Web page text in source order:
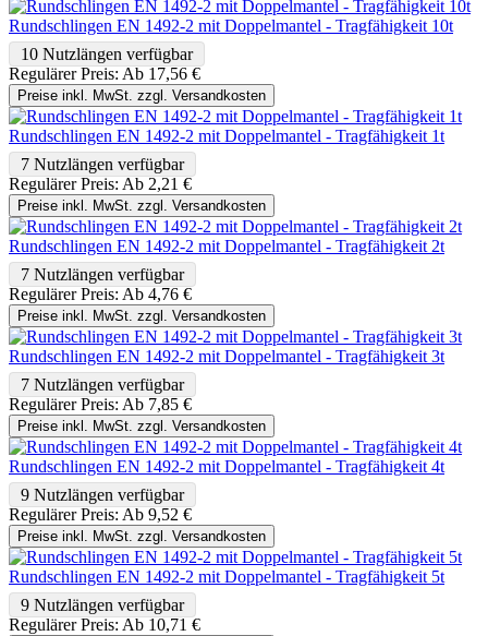
Rundschlingen EN 1492-2 mit Doppelmantel - Tragfähigkeit 10t
10 Nutzlängen verfügbar
Regulärer Preis: Ab 17,56 €
Preise inkl. MwSt. zzgl. Versandkosten
Rundschlingen EN 1492-2 mit Doppelmantel - Tragfähigkeit 1t
7 Nutzlängen verfügbar
Regulärer Preis: Ab 2,21 €
Preise inkl. MwSt. zzgl. Versandkosten
Rundschlingen EN 1492-2 mit Doppelmantel - Tragfähigkeit 2t
7 Nutzlängen verfügbar
Regulärer Preis: Ab 4,76 €
Preise inkl. MwSt. zzgl. Versandkosten
Rundschlingen EN 1492-2 mit Doppelmantel - Tragfähigkeit 3t
7 Nutzlängen verfügbar
Regulärer Preis: Ab 7,85 €
Preise inkl. MwSt. zzgl. Versandkosten
Rundschlingen EN 1492-2 mit Doppelmantel - Tragfähigkeit 4t
9 Nutzlängen verfügbar
Regulärer Preis: Ab 9,52 €
Preise inkl. MwSt. zzgl. Versandkosten
Rundschlingen EN 1492-2 mit Doppelmantel - Tragfähigkeit 5t
9 Nutzlängen verfügbar
Regulärer Preis: Ab 10,71 €